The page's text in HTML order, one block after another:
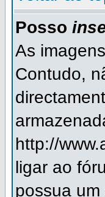
Posso
As
Contudo,
http://
ligar ao
possua